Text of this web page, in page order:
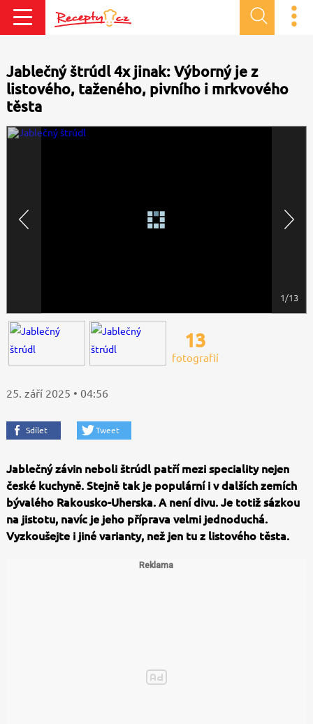
Jablečný štrúdl 4x jinak: Výborný je z
listového, taženého, pivního i mrkvového
těsta
1/13
13
fotografií
25. září 2025 • 04:56
Sdílet Tweet
Jablečný závin neboli štrúdl patří mezi speciality nejen
české kuchyně. Stejně tak je populární i v dalších zemích
bývalého Rakousko-Uherska. A není divu. Je totiž sázkou
na jistotu, navíc je jeho příprava velmi jednoduchá.
Vyzkoušejte i jiné varianty, než jen tu z listového těsta.